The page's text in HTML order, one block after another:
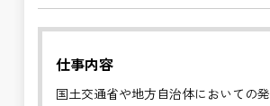
仕事内容
国土交通省や地方自治体においての